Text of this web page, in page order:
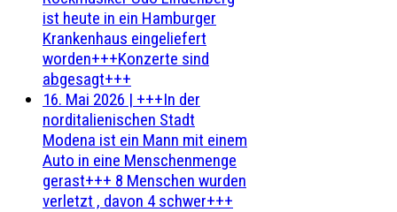
ist heute in ein Hamburger
Krankenhaus eingeliefert
worden+++Konzerte sind
abgesagt+++
16. Mai 2026 | +++In der
norditalienischen Stadt
Modena ist ein Mann mit einem
Auto in eine Menschenmenge
gerast+++ 8 Menschen wurden
verletzt , davon 4 schwer+++